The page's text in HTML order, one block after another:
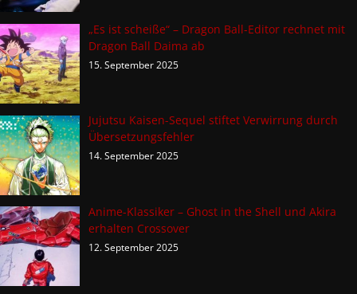
„Es ist scheiße“ – Dragon Ball-Editor rechnet mit
Dragon Ball Daima ab
15. September 2025
Jujutsu Kaisen-Sequel stiftet Verwirrung durch
Übersetzungsfehler
14. September 2025
Anime-Klassiker – Ghost in the Shell und Akira
erhalten Crossover
12. September 2025